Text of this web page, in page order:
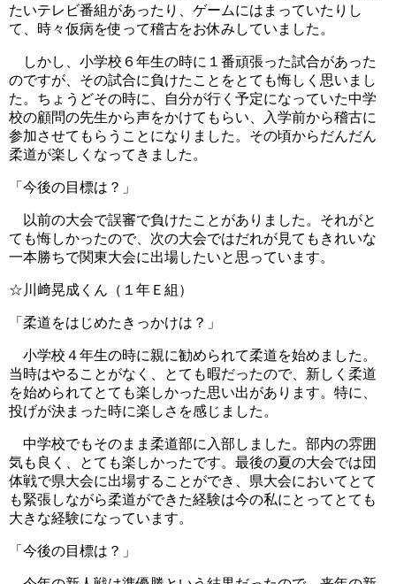
たいテレビ番組があったり、ゲームにはまっていたりし
て、時々仮病を使って稽古をお休みしていました。
しかし、小学校６年生の時に１番頑張った試合があった
のですが、その試合に負けたことをとても悔しく思いまし
た。ちょうどその時に、自分が行く予定になっていた中学
校の顧問の先生から声をかけてもらい、入学前から稽古に
参加させてもらうことになりました。その頃からだんだん
柔道が楽しくなってきました。
「今後の目標は？」
以前の大会で誤審で負けたことがありました。それがと
ても悔しかったので、次の大会ではだれが見てもきれいな
一本勝ちで関東大会に出場したいと思っています。
☆川﨑晃成くん（１年Ｅ組）
「柔道をはじめたきっかけは？」
小学校４年生の時に親に勧められて柔道を始めました。
当時はやることがなく、とても暇だったので、新しく柔道
を始められてとても楽しかった思い出があります。特に、
投げが決まった時に楽しさを感じました。
中学校でもそのまま柔道部に入部しました。部内の雰囲
気も良く、とても楽しかったです。最後の夏の大会では団
体戦で県大会に出場することができ、県大会においてとて
も緊張しながら柔道ができた経験は今の私にとってとても
大きな経験になっています。
「今後の目標は？」